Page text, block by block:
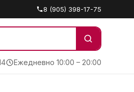
8 (905) 398-17-75
Ежедневно 10:00 – 20:00